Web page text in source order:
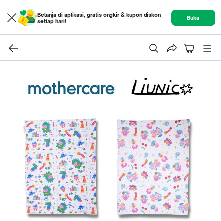
Belanja di aplikasi, gratis ongkir & kupon diskon
setiap hari!
Buka